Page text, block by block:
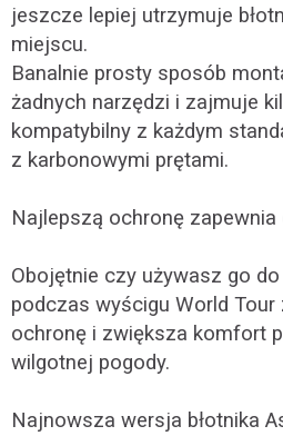
jeszcze lepiej utrzymuje
miejscu.
Banalnie prosty sposób
żadnych narzędzi i zajmuje
kompatybilny z każdym
z karbonowymi prętami.
Najlepszą ochronę zapewnia
Obojętnie czy używasz go
podczas wyścigu World Tour
ochronę i zwiększa komfort
wilgotnej pogody.
Najnowsza wersja błotnika